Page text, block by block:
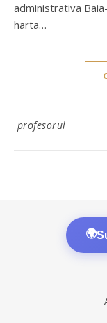
administrativa
harta…
profesorul
🌍